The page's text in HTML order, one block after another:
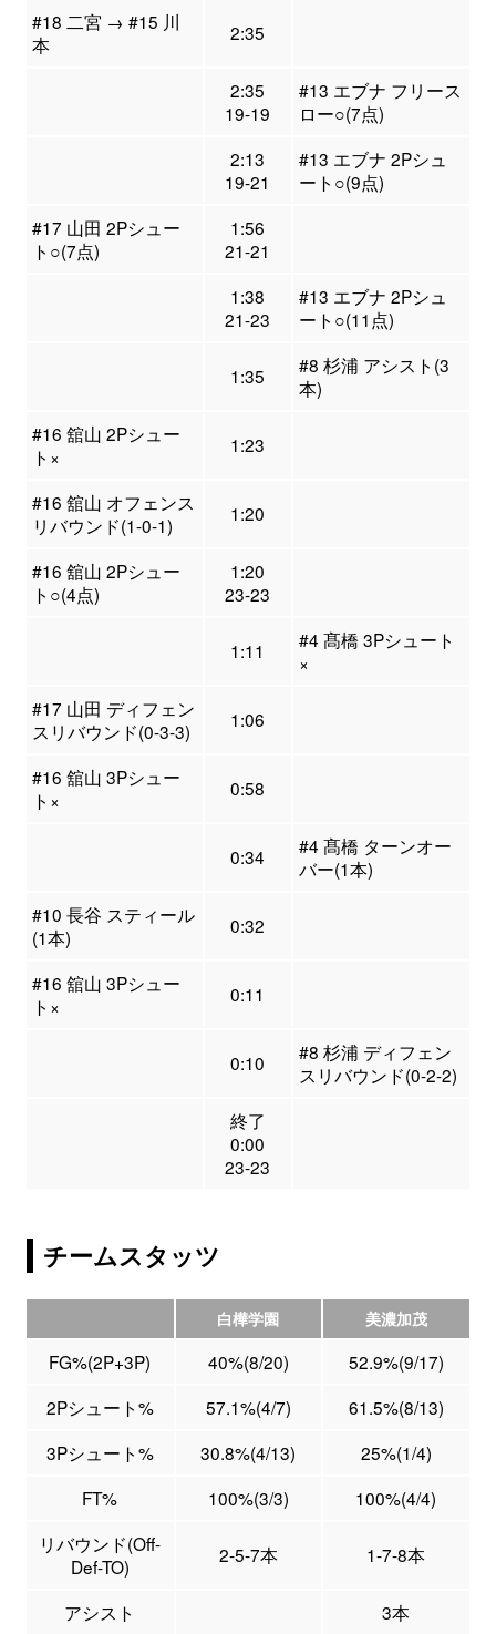
#18 二宮 → #15 川
本
2:35
2:35
19-19
#13 エブナ フリース
ロー○(7点)
2:13
19-21
#13 エブナ 2Pシュ
ート○(9点)
#17 山田 2Pシュー
ト○(7点)
1:56
21-21
1:38
21-23
#13 エブナ 2Pシュ
ート○(11点)
1:35
#8 杉浦 アシスト(3
本)
#16 舘山 2Pシュー
ト×
1:23
#16 舘山 オフェンス
リバウンド(1-0-1)
1:20
#16 舘山 2Pシュー
ト○(4点)
1:20
23-23
1:11
#4 髙橋 3Pシュート
×
#17 山田 ディフェン
スリバウンド(0-3-3)
1:06
#16 舘山 3Pシュー
ト×
0:58
0:34
#4 髙橋 ターンオー
バー(1本)
#10 長谷 スティール
(1本)
0:32
#16 舘山 3Pシュー
ト×
0:11
0:10
#8 杉浦 ディフェン
スリバウンド(0-2-2)
終了
0:00
23-23
チームスタッツ
白樺学園 美濃加茂
FG%(2P+3P) 40%(8/20)
52.9%(9/17)
2Pシュート%
57.1%(4/7)
61.5%(8/13)
3Pシュート%
30.8%(4/13)
25%(1/4)
FT%
100%(3/3)
100%(4/4)
リバウンド(Off-
Def-TO)
2-5-7本 1-7-8本
アシスト
3本